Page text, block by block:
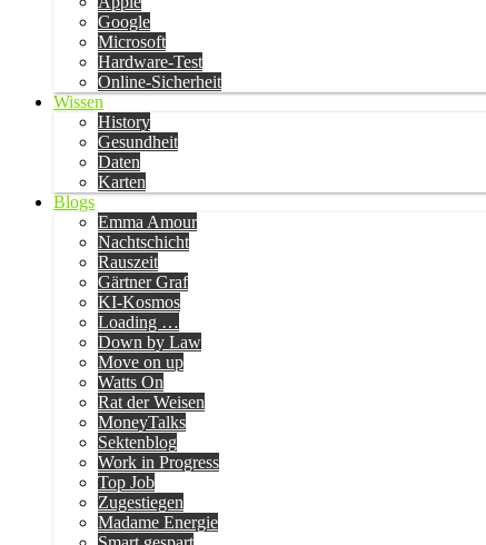
Google
Microsoft
Hardware-Test
Online-Sicherheit
Wissen
History
Gesundheit
Daten
Karten
Blogs
Emma Amour
Nachtschicht
Rauszeit
Gärtner Graf
KI-Kosmos
Loading …
Down by Law
Move on up
Watts On
Rat der Weisen
MoneyTalks
Sektenblog
Work in Progress
Top Job
Zugestiegen
Madame Energie